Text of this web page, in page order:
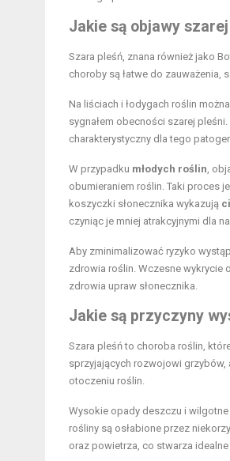
Jakie są objawy
Szara pleśń, znana również jako
choroby są łatwe do zauważenia,
Na liściach i łodygach roślin
sygnałem obecności szarej
charakterystyczny dla tego
W przypadku młodych roślin ,
obumieraniem roślin. Taki proces
koszyczki słonecznika wykazują
czyniąc je mniej atrakcyjnymi dla
Aby zminimalizować ryzyko
zdrowia roślin. Wczesne wykrycie
zdrowia upraw słonecznika.
Jakie są przyczyny
Szara pleśń to choroba roślin,
sprzyjających rozwojowi grzybów,
otoczeniu roślin.
Wysokie opady deszczu i
rośliny są osłabione przez
oraz powietrza, co stwarza